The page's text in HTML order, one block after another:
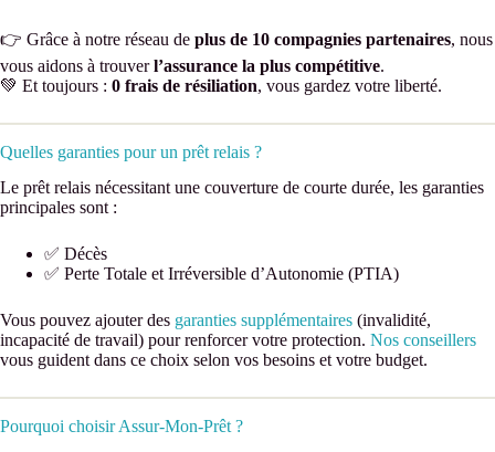
👉 Grâce à notre réseau de plus de 10 compagnies partenaires, nous
vous aidons à trouverl’assurance la plus compétitive.
💚 Et toujours : 0 frais de résiliation, vous gardez votre liberté.
Quelles garanties pour un prêt relais ?
Le prêt relais nécessitant une couverture de courte durée, les garanties
principales sont :
✅ Décès
✅ Perte Totale et Irréversible d’Autonomie (PTIA)
Vous pouvez ajouter des garanties supplémentaires (invalidité,
incapacité de travail) pour renforcer votre protection. Nos conseillers
vous guident dans ce choix selon vos besoins et votre budget.
Pourquoi choisir Assur-Mon-Prêt ?